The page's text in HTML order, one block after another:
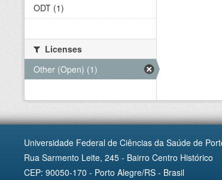
ODT (1)
Licenses
Other (Open) (1)
Universidade Federal de Ciências da Saúde de
Rua Sarmento Leite, 245 - Bairro Centro Histórico
CEP: 90050-170 - Porto Alegre/RS - Brasil